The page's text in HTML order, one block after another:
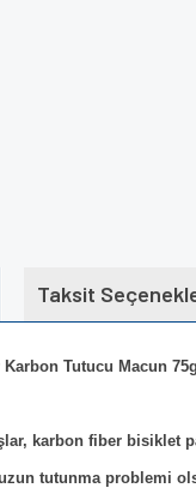
Taksit
Tutucu Macun
karbon fiber bisiklet
tutunma problemi